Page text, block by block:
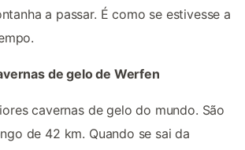
a passar. É como se estivesse a
de gelo de Werfen
cavernas de gelo do mundo. São
de 42 km. Quando se sai da